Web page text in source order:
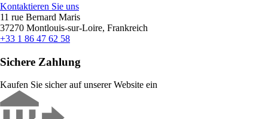
Kontaktieren Sie uns
11 rue Bernard Maris
37270 Montlouis-sur-Loire, Frankreich
+33 1 86 47 62 58
Sichere Zahlung
Kaufen Sie sicher auf unserer Website ein